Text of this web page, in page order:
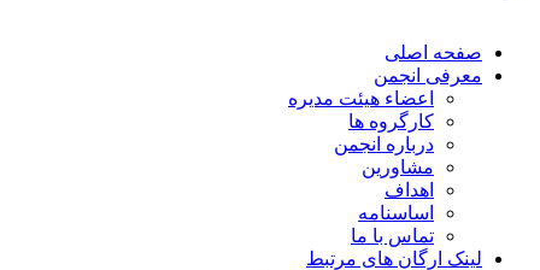
صفحه اصلی
معرفی انجمن
اعضاء هیئت مدیره
کارگروه ها
درباره انجمن
مشاورین
اهداف
اساسنامه
تماس با ما
لینک ارگان های مرتبط